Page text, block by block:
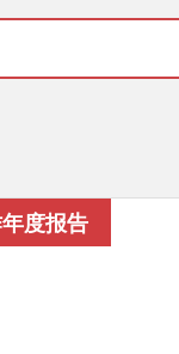
度报告